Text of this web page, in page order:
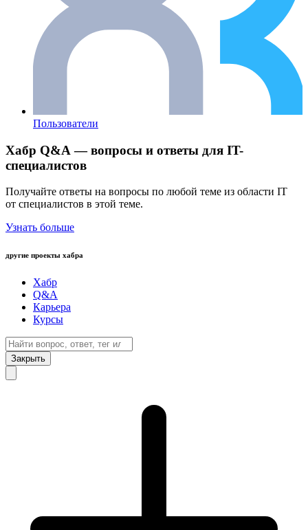
Пользователи
Хабр Q&A — вопросы и ответы для IT-
специалистов
Получайте ответы на вопросы по любой теме из области IT
от специалистов в этой теме.
Узнать больше
другие проекты хабра
Хабр
Q&A
Карьера
Курсы
Закрыть